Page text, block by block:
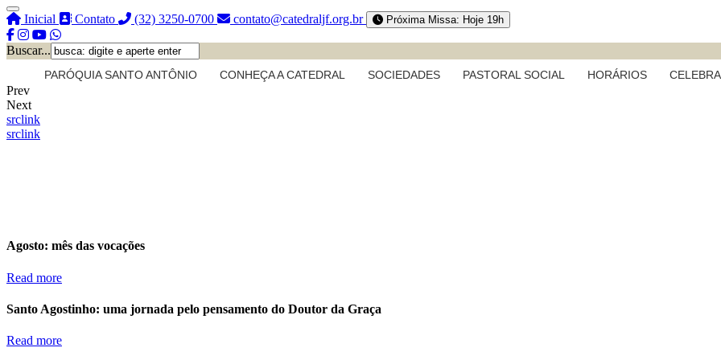
Inicial Contato (32) 3250-0700 contato@catedraljf.org.br Próxima Missa: Hoje 19h
Buscar...
PARÓQUIA SANTO ANTÔNIO CONHEÇA A CATEDRAL SOCIEDADES PASTORAL SOCIAL HORÁRIOS
Prev
Next
srclink
srclink
Agosto: mês das vocações
Read more
Santo Agostinho: uma jornada pelo pensamento do Doutor da Graça
Read more